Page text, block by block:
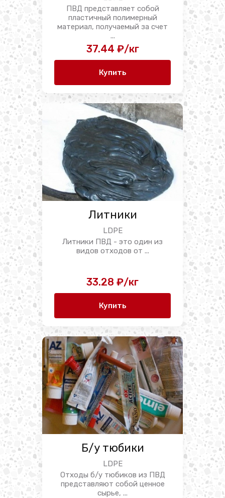
ПВД представляет собой
пластичный полимерный
материал, получаемый за счет
...
37.44 ₽/кг
Купить
Литники
LDPE
Литники ПВД - это один из
видов отходов от ...
33.28 ₽/кг
Купить
Б/у тюбики
LDPE
Отходы б/у тюбиков из ПВД
представляют собой ценное
сырье, ...